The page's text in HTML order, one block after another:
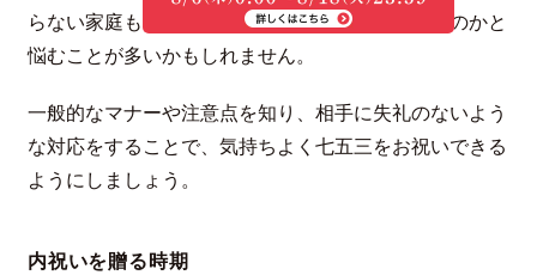
らない家庭もあったりしていて、どうすればいいのかと
悩むことが多いかもしれません。
一般的なマナーや注意点を知り、相手に失礼のないよう
な対応をすることで、気持ちよく七五三をお祝いできる
ようにしましょう。
内祝いを贈る時期